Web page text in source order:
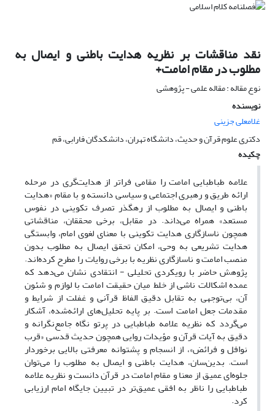
نقد مناقشات بر نظریه هدایت باطنی و ایصال به
مطلوب در مقام امامت+
نوع مقاله : مقاله علمی - پژوهشی
نویسنده
غلامعلی جزینی
دکتری علوم قرآن و حدیث، دانشگاه تهران، دانشکدگان فارابی، قم
چکیده
علامه طباطبایی امامت را مقامی فراتر از هدایت‌گری در مرحله
ارائه طریق و رهبری اجتماعی و سیاسی دانسته و با مقام «هدایت
باطنی و ایصال به مطلوب از رهگذر تصرف تکوینی در نفوس
مستعد» همراه می‌داند. در مقابل، برخی محققان، مناقشاتی
همچون ناسازگاری هدایت تکوینی با معنای لغوی امام، وابستگی
هدایت تشریعی به وحی، امکان تحقق ایصال به مطلوب بدون
منصب امامت و ناسازگاری نظریه با برخی روایات را مطرح کرده‌اند.
پژوهش حاضر با رویکردی تحلیلی - انتقادی نشان می‌دهد که
عمده اشکالات ناشی از خلط میان حقیقت امامت با لوازم و شئون
آن، بی‌توجهی به تقابل دقیق الفاظ قرآنی و غفلت از شرایط و
مقدمات جعل امامت است. بر پایه تحلیل‌های ارائه‌شده، آشکار
می‌گردد که نظریه علامه طباطبایی در پرتو نگاه جامع‌نگرانه و
دقیق به آیات قرآن و مؤیدات روایی همچون حدیث قدسی «قرب
نوافل و فرائض»، از انسجام و پشتوانه معرفتی بالایی برخوردار
است. بدین‌سان، هدایت باطنی و ایصال به مطلوب را می‌توان
جلوه‌ای عمیق از معنا و مقام امامت در قرآن دانست و نظریه علامه
طباطبایی را ناظر به افقی عمیق‌تر در تبیین جایگاه امام ارزیابی
کرد.